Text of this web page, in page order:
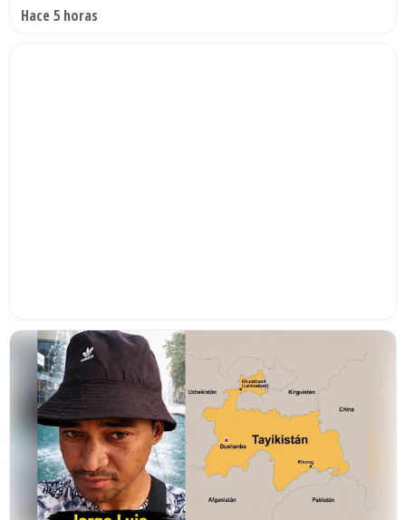
Hace 5 horas